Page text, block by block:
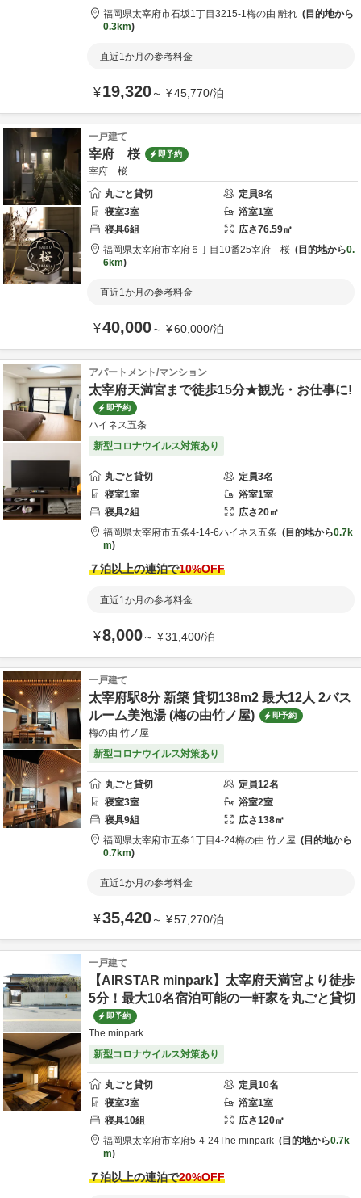
福岡県太宰府市石坂1丁目3215-1梅の由 離れ
目的地から
0.3km
直近1か月の参考料金
¥19,320～ ¥45,770/泊
一戸建て
宰府 桜 即予約
宰府 桜
丸ごと貸切
定員8名
寝室3室 浴室1室
寝具6組 広さ76.59㎡
福岡県太宰府市宰府５丁目10番25宰府 桜 目的地から0.
6km
直近1か月の参考料金
¥40,000～ ¥60,000/泊
アパートメント/マンション
太宰府天満宮まで徒歩15分★観光・お仕事に!
即予約
ハイネス五条
新型コロナウイルス対策あり
丸ごと貸切 定員3名
寝室1室 浴室1室
寝具2組 広さ20㎡
福岡県太宰府市五条4-14-6ハイネス五条 目的地から0.7k
m
７泊以上の連泊で10%OFF
直近1か月の参考料金
¥8,000～ ¥31,400/泊
一戸建て
太宰府駅8分 新築 貸切138m2 最大12人 2バス
ルーム美泡湯 (梅の由竹ノ屋)
即予約
梅の由 竹ノ屋
新型コロナウイルス対策あり
丸ごと貸切 定員12名
寝室3室 浴室2室
寝具9組 広さ138㎡
福岡県太宰府市五条1丁目4-24梅の由 竹ノ屋
目的地から
0.7km
直近1か月の参考料金
¥35,420～ ¥57,270/泊
一戸建て
【AIRSTAR minpark】太宰府天満宮より徒歩
5分！最大10名宿泊可能の一軒家を丸ごと貸切
即予約
The minpark
新型コロナウイルス対策あり
丸ごと貸切 定員10名
寝室3室 浴室1室
寝具10組 広さ120㎡
福岡県太宰府市宰府5-4-24The minpark 目的地から0.7k
m
７泊以上の連泊で20%OFF